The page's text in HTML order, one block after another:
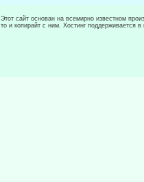
Этот сайт основан на всемирно известном
то и копирайт с ним. Хостинг поддерживается